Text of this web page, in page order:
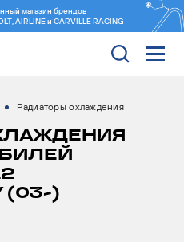
магазин брендов
AIRLINE и CARVILLE RACING
Радиаторы охлаждения
(03-)